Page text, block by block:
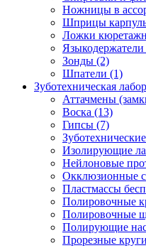
Ножницы в
Шприцы
Ложки
Языкодержатели
Зонды (2)
Шпатели (1)
Зуботехническая
Аттачмены
Воска (13)
Гипсы (7)
Изолирующие
Нейлоновые
Окклюзионные
Пластмассы
Полировочные
Полировочные
Полирующие
Прорезные круги